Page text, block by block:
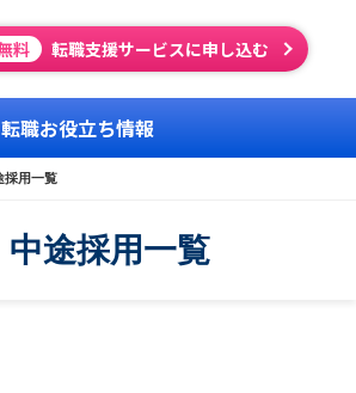
料 転職支援サービスに申し込む
転職お役立ち情報
採用一覧
途採用一覧